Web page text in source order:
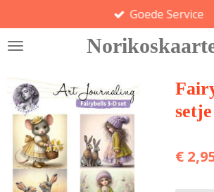
direct
naar
hoofdinhoud
Goede Service
€